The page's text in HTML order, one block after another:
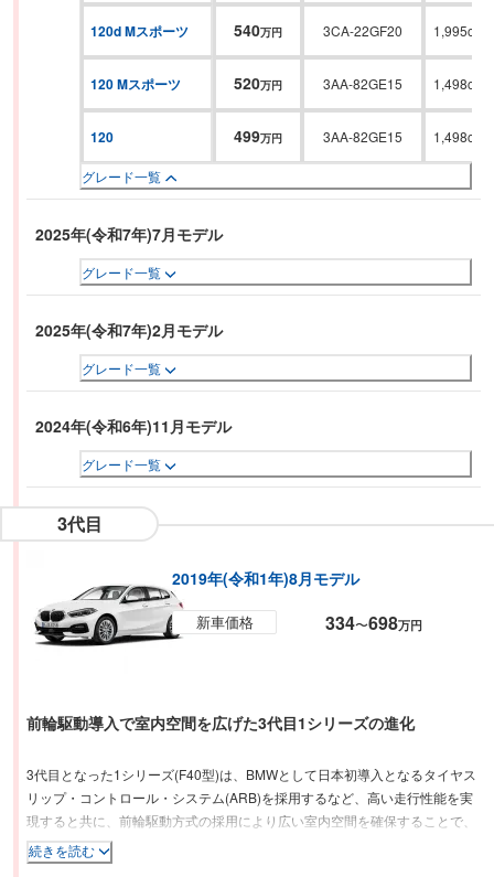
120d Mスポーツ 540万円 3CA-22GF20 1,995cc
120 Mスポーツ 520万円 3AA-82GE15 1,498cc
120 499万円 3AA-82GE15 1,498cc
グレード一覧
2025年(令和7年)7月モデル
グレード一覧
2025年(令和7年)2月モデル
グレード一覧
2024年(令和6年)11月モデル
グレード一覧
3代目
2019年(令和1年)8月モデル
新車価格 334〜698万円
前輪駆動導入で室内空間を広げた3代目1シリーズの進化
3代目となった1シリーズ(F40型)は、BMWとして日本初導入となるタイヤス
リップ・コントロール・システム(ARB)を採用するなど、高い走行性能を実
現すると共に、前輪駆動方式の採用により広い室内空間を確保することで、
一層機能的なモデルとなっている。運転支援機能として、新たにレーン・チ
ェンジ・ウォーニング、後部衝突警告機能、クロス・トラフィック・ウォー
続きを読む